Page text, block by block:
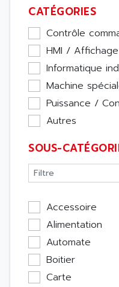
CATÉGORIES
Contrôle
HMI / Affichage
Informatique
Machine
Puissance /
Autres
SOUS-
Accessoire
Alimentation
Automate
Boitier
Carte